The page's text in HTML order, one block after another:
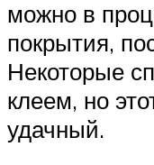
можно в
покрытия,
Некоторые
клеем, но
удачный.